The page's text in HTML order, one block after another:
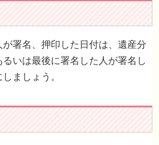
署名、押印した日付は、遺産分
いは最後に署名した人が署名し
ましょう。